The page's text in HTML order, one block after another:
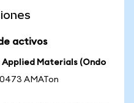
activos
Applied Materials (Ondo
AMATon